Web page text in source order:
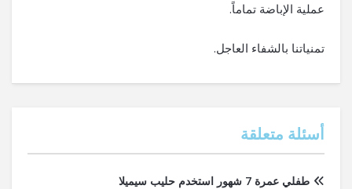
عملية الإباضة تماماً.
تمنياتنا بالشفاء العاجل.
أسئلة متعلقة
طفلي عمرة 7 شهور استخدم حليب سيميلا